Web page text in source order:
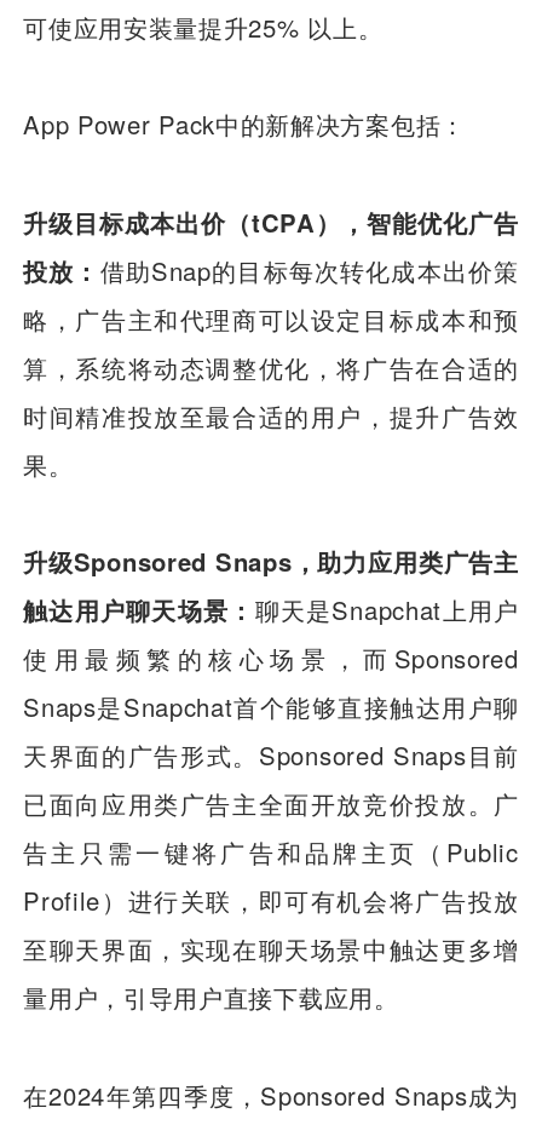
可使应用安装量提升25% 以上。
App Power Pack中的新解决方案包括：
升级目标成本出价（tCPA），智能优化广告
投放： 借助Snap的目标每次转化成本出价策
略，广告主和代理商可以设定目标成本和预
算，系统将动态调整优化，将广告在合适的
时间精准投放至最合适的用户，提升广告效
果。
升级Sponsored Snaps，助力应用类广告主
触达用户聊天场景： 聊天是Snapchat上用户
使用最频繁的核心场景，而Sponsored
Snaps是Snapchat首个能够直接触达用户聊
天界面的广告形式。Sponsored Snaps目前
已面向应用类广告主全面开放竞价投放。广
告主只需一键将广告和品牌主页（Public
Profile）进行关联，即可有机会将广告投放
至聊天界面，实现在聊天场景中触达更多增
量用户，引导用户直接下载应用。
在2024年第四季度，Sponsored Snaps成为